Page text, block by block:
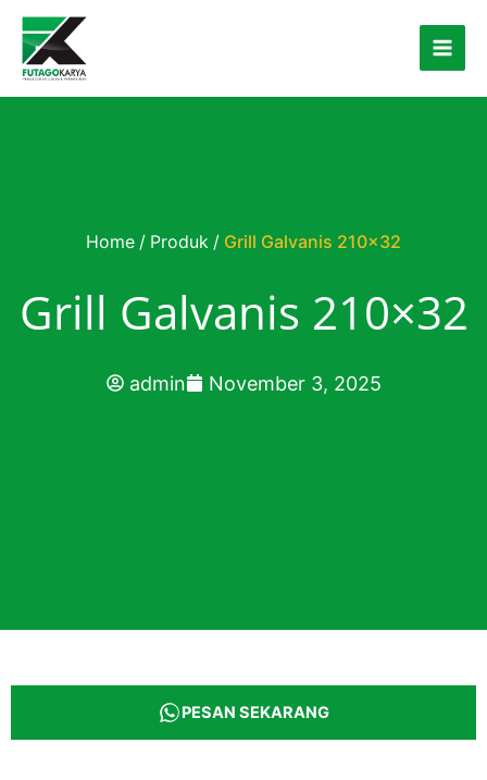
Skip to content
Home / Produk / Grill Galvanis 210×32
Grill Galvanis 210×32
admin November 3, 2025
PESAN SEKARANG